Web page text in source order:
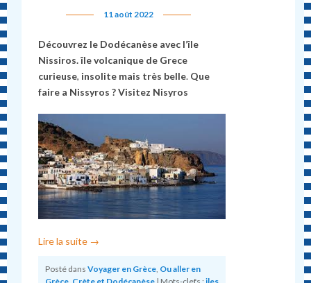
11 août 2022
Découvrez le Dodécanèse avec l’île
Nissiros. île volcanique de Grece
curieuse, insolite mais très belle. Que
faire a Nissyros ?Visitez Nisyros
Lire la suite →
Posté dans Voyager en Grèce Ou aller en
Grèce Crète et Dodécanèse | Mots-clefs : iles